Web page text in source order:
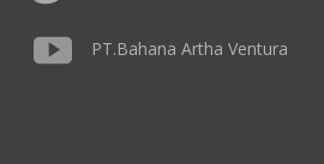
PT.Bahana Artha Ventura